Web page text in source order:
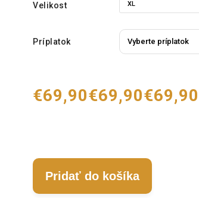
Velikost
Príplatok
€69,90€69,90€69,90
Pridať do košíka